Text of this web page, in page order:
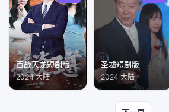
百战天龙短剧版
2024 大陆
圣墟短剧版
2024 大陆